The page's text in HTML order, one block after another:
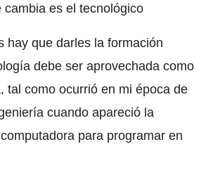
cambia es el tecnológico
hay que darles la formación
debe ser aprovechada como
tal como ocurrió en mi época de
cuando apareció la
para programar en